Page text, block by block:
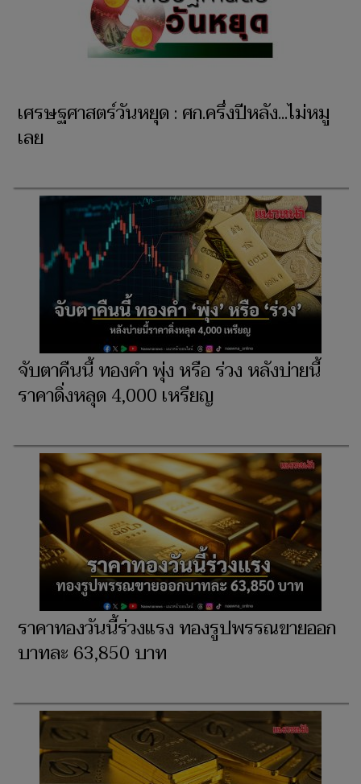
เศรษฐศาสตร์วันหยุด : ศก.ครึ่งปีหลัง...ไม่หมู
เลย
จับตาคืนนี้ ทองคำ พุ่ง หรือ ร่วง หลังบ่ายนี้
ราคาดิ่งหลุด 4,000 เหรียญ
ราคาทองวันนี้ร่วงแรง ทองรูปพรรณขายออก
บาทละ 63,850 บาท